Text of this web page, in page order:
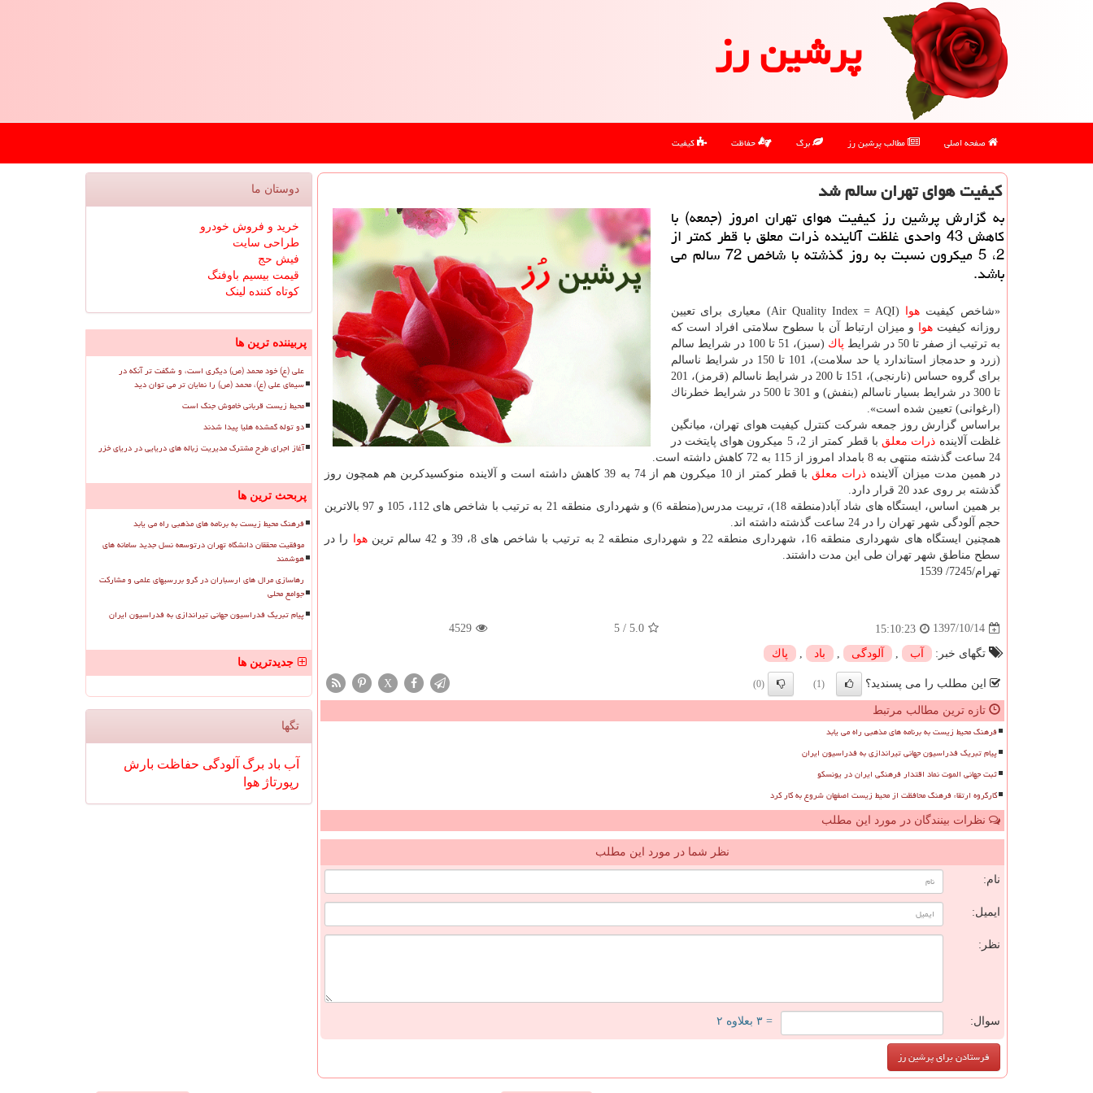
پرشین رز
صفحه اصلی مطالب پرشین رز برگ حفاظت کیفیت
كیفیت هوای تهران سالم شد
به گزارش پرشین رز كیفیت هوای تهران امروز (جمعه) با
كاهش 43 واحدی غلظت آلاینده ذرات معلق با قطر كمتر از
2، 5 میكرون نسبت به روز گذشته با شاخص 72 سالم می
باشد.
«شاخص كیفیت هوا
(Air Quality Index = AQI) معیاری برای تعیین
روزانه كیفیت هوا
و میزان ارتباط آن با سطوح سلامتی افراد است كه
به ترتیب از صفر تا 50 در شرایط
پاك
(سبز)، 51 تا 100 در شرایط سالم
(زرد و حدمجاز استاندارد یا حد سلامت)، 101 تا 150 در شرایط ناسالم
برای گروه حساس (نارنجی)، 151 تا 200 در شرایط ناسالم (قرمز)، 201
تا 300 در شرایط بسیار ناسالم (بنفش) و 301 تا 500 در شرایط خطرناك
(ارغوانی) تعیین شده است».
براساس گزارش روز جمعه شركت كنترل كیفیت هوای تهران، میانگین
غلظت آلاینده ذرات معلق
با قطر كمتر از 2، 5 میكرون هوای پایتخت در
24 ساعت گذشته منتهی به 8 بامداد امروز از 115 به 72 كاهش داشته است.
در همین مدت میزان آلاینده ذرات معلق
با قطر كمتر از 10 میكرون هم از 74 به 39 كاهش داشته است و آلاینده منوكسیدكربن هم همچون روز
گذشته بر روی عدد 20 قرار دارد.
بر همین اساس، ایستگاه های شاد آباد(منطقه 18)، تربیت مدرس(منطقه 6) و شهرداری منطقه 21 به ترتیب با شاخص های 112، 105 و 97 بالاترین
حجم آلودگی شهر تهران را در 24 ساعت گذشته داشته اند.
همچنین ایستگاه های شهرداری منطقه 16، شهرداری منطقه 22 و شهرداری منطقه 2 به ترتیب با شاخص های 8، 39 و 42 سالم ترین
هوا
را در
سطح مناطق شهر تهران طی این مدت داشتند.
تهرام/7245/ 1539
1397/10/14
15:10:23
5.0
/
5
4529
تگهای خبر: آب آلودگی باد پاك
این مطلب را می پسندید؟ (1)
(0)
X
تازه ترین مطالب مرتبط
فرهنگ محیط زیست به برنامه های مذهبی راه می یابد
پیام تبریک فدراسیون جهانی تیراندازی به فدراسیون ایران
ثبت جهانی الموت نماد اقتدار فرهنگی ایران در یونسکو
کارگروه ارتقاء فرهنگ محافظت از محیط زیست اصفهان شروع به کار کرد
نظرات بینندگان در مورد این مطلب
نظر شما در مورد این مطلب
نام:
ایمیل:
نظر:
سوال: = ۳ بعلاوه ۲
دوستان ما
خرید و فروش خودرو
طراحی سایت
فیش حج
قیمت بیسیم باوفنگ
کوتاه کننده لینک
پربیننده ترین ها
علی (ع) خود محمد (ص) دیگری است، و شگفت تر آنکه در
سیمای علی (ع)، محمد (ص) را نمایان تر می توان دید
محیط زیست قربانی خاموش جنگ است
دو توله گمشده هلیا پیدا شدند
آغاز اجرای طرح مشترک مدیریت زباله های دریایی در دریای خزر
پربحث ترین ها
فرهنگ محیط زیست به برنامه های مذهبی راه می یابد
موفقیت محققان دانشگاه تهران درتوسعه نسل جدید سامانه های
هوشمند
رهاسازی مرال های ارسباران در گرو بررسیهای علمی و مشارکت
جوامع محلی
پیام تبریک فدراسیون جهانی تیراندازی به فدراسیون ایران
جدیدترین ها
تگها
آب باد برگ آلودگی حفاظت بارش
رپورتاژ هوا